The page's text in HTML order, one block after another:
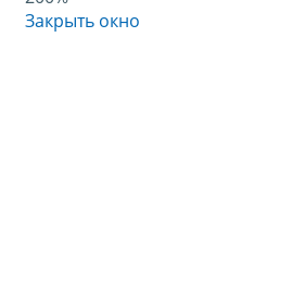
Закрыть окно